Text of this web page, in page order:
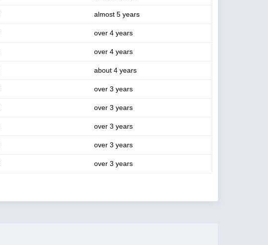
almost 5 years
over 4 years
over 4 years
about 4 years
over 3 years
over 3 years
over 3 years
over 3 years
over 3 years